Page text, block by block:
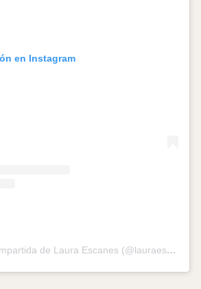
en Instagram
Una publicación compartida de Laura Escanes (@lauraescanes)